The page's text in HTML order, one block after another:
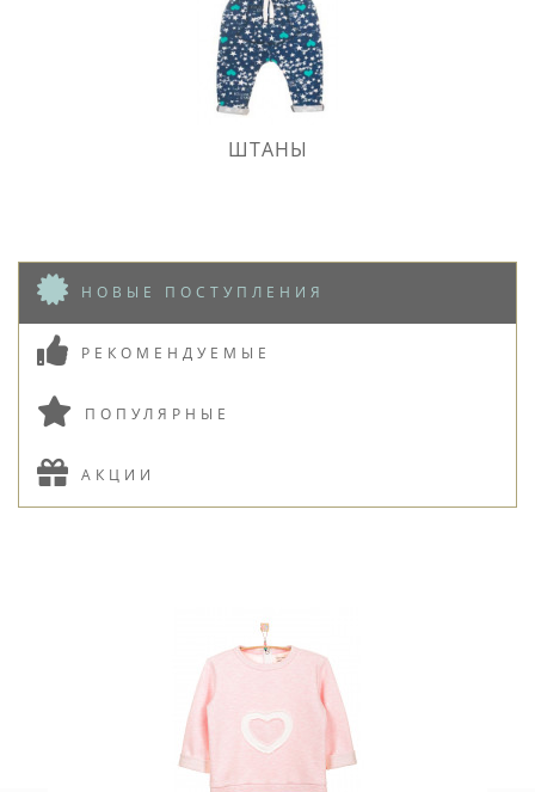
ШТАНЫ
НОВЫЕ ПОСТУПЛЕНИЯ
РЕКОМЕНДУЕМЫЕ
ПОПУЛЯРНЫЕ
АКЦИИ